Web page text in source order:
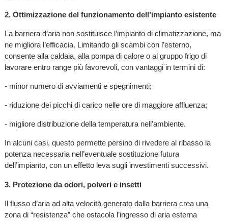
2. Ottimizzazione del funzionamento dell’impianto esistente
La barriera d’aria non sostituisce l’impianto di climatizzazione, ma
ne migliora l’efficacia. Limitando gli scambi con l’esterno,
consente alla caldaia, alla pompa di calore o al gruppo frigo di
lavorare entro range più favorevoli, con vantaggi in termini di:
- minor numero di avviamenti e spegnimenti;
- riduzione dei picchi di carico nelle ore di maggiore affluenza;
- migliore distribuzione della temperatura nell’ambiente.
In alcuni casi, questo permette persino di rivedere al ribasso la
potenza necessaria nell’eventuale sostituzione futura
dell’impianto, con un effetto leva sugli investimenti successivi.
3. Protezione da odori, polveri e insetti
Il flusso d’aria ad alta velocità generato dalla barriera crea una
zona di “resistenza” che ostacola l’ingresso di aria esterna